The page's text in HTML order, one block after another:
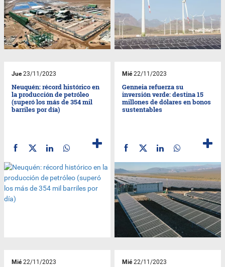
Jue23/11/2023
Neuquén: récord histórico en
la producción de petróleo
(superó los más de 354 mil
barriles por día)
Mié22/11/2023
Genneia refuerza su
inversión verde: destina 15
millones de dólares en bonos
sustentables
Mié22/11/2023 Mié22/11/2023